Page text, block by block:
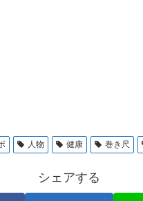
人物 健康 巻き尺
シェアする